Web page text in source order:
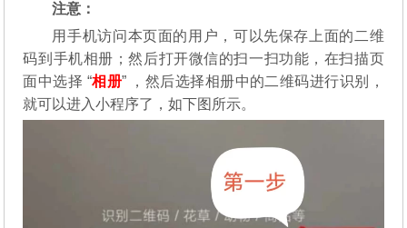
注意：
用手机访问本页面的用户，可以先保存上面的二维
码到手机相册；然后打开微信的扫一扫功能，在扫描页
面中选择 “相册” ，然后选择相册中的二维码进行识别，
就可以进入小程序了，如下图所示。